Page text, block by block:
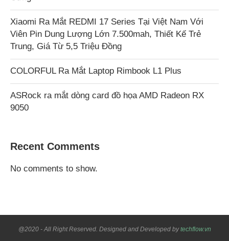
Xiaomi Ra Mắt REDMI 17 Series Tại Việt Nam Với
Viên Pin Dung Lượng Lớn 7.500mah, Thiết Kế Trẻ
Trung, Giá Từ 5,5 Triệu Đồng
COLORFUL Ra Mắt Laptop Rimbook L1 Plus
ASRock ra mắt dòng card đồ họa AMD Radeon RX
9050
Recent Comments
No comments to show.
@2020 - All Right Reserved. Designed and Developed bytechflow.vn